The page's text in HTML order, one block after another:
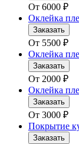
От 6000 ₽
Оклейка
Заказать
От 5500 ₽
Оклейка
Заказать
От 2000 ₽
Оклейка
Заказать
От 3000 ₽
Покрытие
Заказать